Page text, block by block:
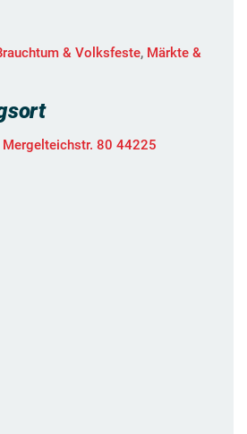
& Volksfeste, Märkte &
Mergelteichstr. 80 44225